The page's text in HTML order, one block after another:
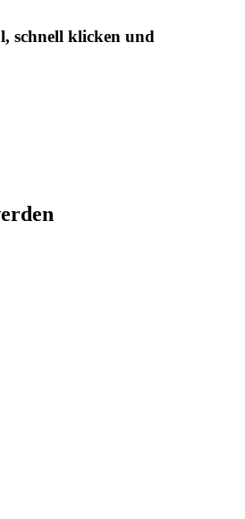
schnell klicken und